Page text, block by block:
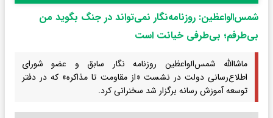
شمس‌الواعظین: روزنامه‌نگار نمی‌تواند در جنگ بگوید من
بی‌طرفم؛ بی‌طرفی خیانت است
ماشاالله شمس‌الواعظین روزنامه نگار سابق و عضو شورای
اطلاع‌رسانی دولت در نشست «از مقاومت تا مذاکره» که در دفتر
توسعه آموزش رسانه برگزار شد سخنرانی کرد.